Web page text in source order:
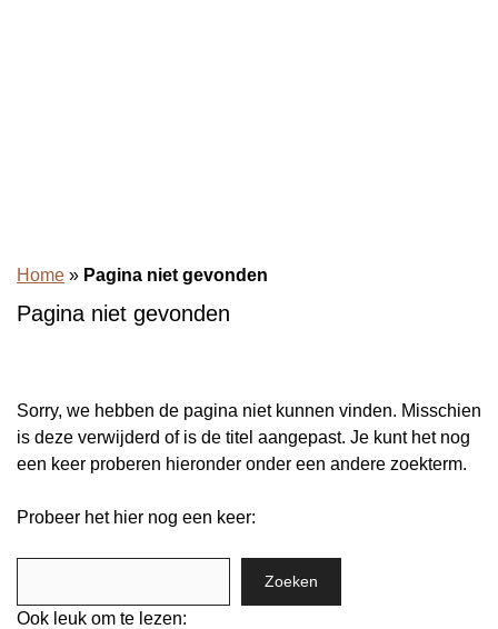
Home » Pagina niet gevonden
Pagina niet gevonden
Sorry, we hebben de pagina niet kunnen vinden. Misschien
is deze verwijderd of is de titel aangepast. Je kunt het nog
een keer proberen hieronder onder een andere zoekterm.
Probeer het hier nog een keer:
Zoeken
Ook leuk om te lezen: